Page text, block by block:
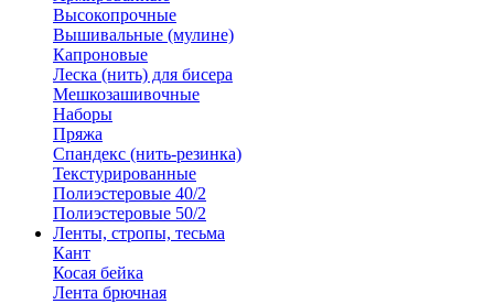
Высокопрочные
Вышивальные (мулине)
Капроновые
Леска (нить) для бисера
Мешкозашивочные
Наборы
Пряжа
Спандекс (нить-резинка)
Текстурированные
Полиэстеровые 40/2
Полиэстеровые 50/2
Ленты, стропы, тесьма
Кант
Косая бейка
Лента брючная